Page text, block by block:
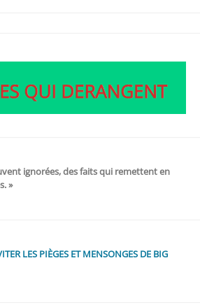
ignorées, des faits qui remettent en
»
LES PIÈGES ET MENSONGES DE BIG